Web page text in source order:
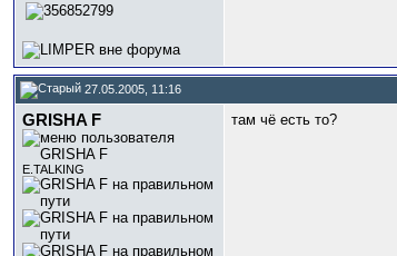
27.05.2005, 11:16
GRISHA F
Е.TALKING
там чё есть то?